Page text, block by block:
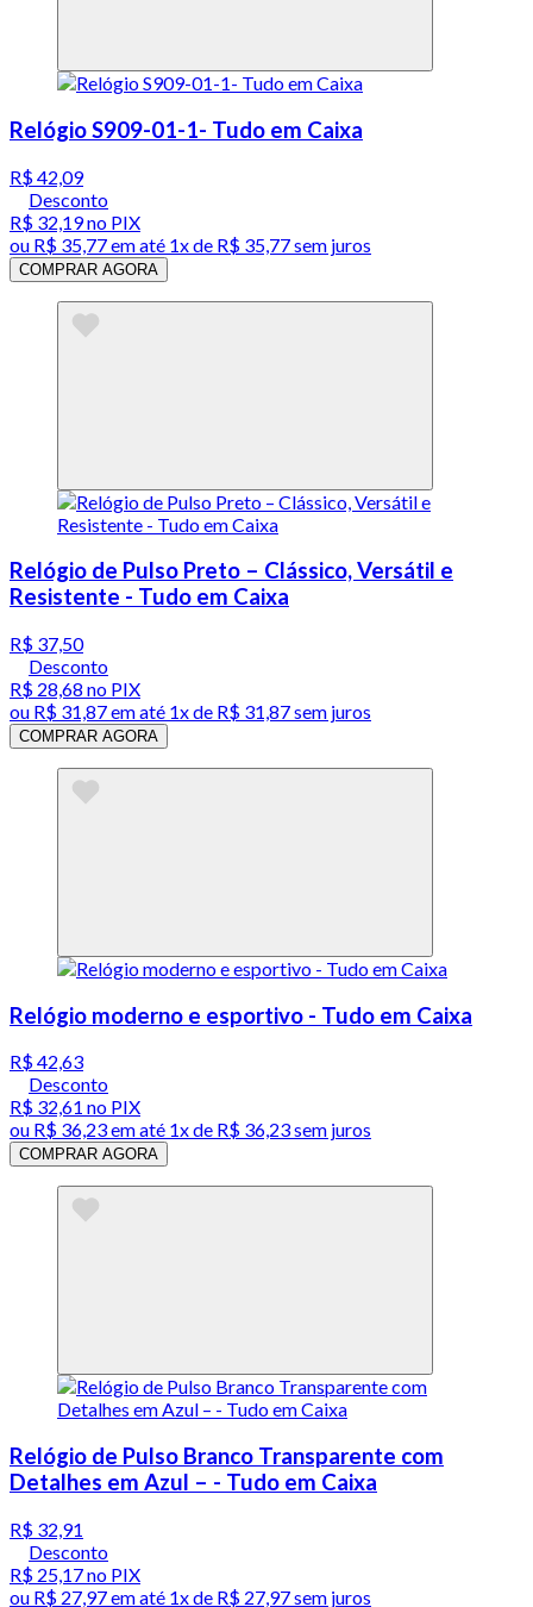
Relógio S909-01-1- Tudo em Caixa
R$ 42,09
Desconto
R$ 32,19no PIX
ou R$ 35,77em até 1x de R$ 35,77sem juros
COMPRAR AGORA
Relógio de Pulso Preto – Clássico, Versátil e
Resistente - Tudo em Caixa
R$ 37,50
Desconto
R$ 28,68 no PIX
ou R$ 31,87em até 1x de R$ 31,87sem juros
COMPRAR AGORA
Relógio moderno e esportivo - Tudo em Caixa
R$ 42,63
Desconto
R$ 32,61 no PIX
ou R$ 36,23em até 1x de R$ 36,23sem juros
COMPRAR AGORA
Relógio de Pulso Branco Transparente com
Detalhes em Azul – - Tudo em Caixa
R$ 32,91
Desconto
R$ 25,17no PIX
ou R$ 27,97em até 1x de R$ 27,97sem juros